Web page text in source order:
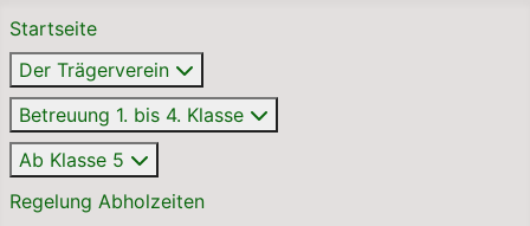
Startseite
Der Trägerverein
Betreuung 1. bis 4. Klasse
Ab Klasse 5
Regelung Abholzeiten